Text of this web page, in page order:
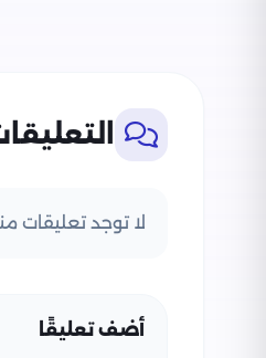
لا توجد تعليقات
أضف تعليقًا